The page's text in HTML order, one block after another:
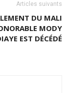
Articles suivants
DU MALI
MODY
EST DÉCÉDÉ